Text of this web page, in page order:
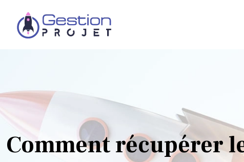
Comment récupérer